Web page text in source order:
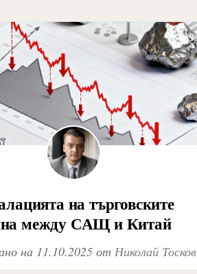
на търговските
между САЩ и Китай
на 11.10.2025 отНиколай Тосков